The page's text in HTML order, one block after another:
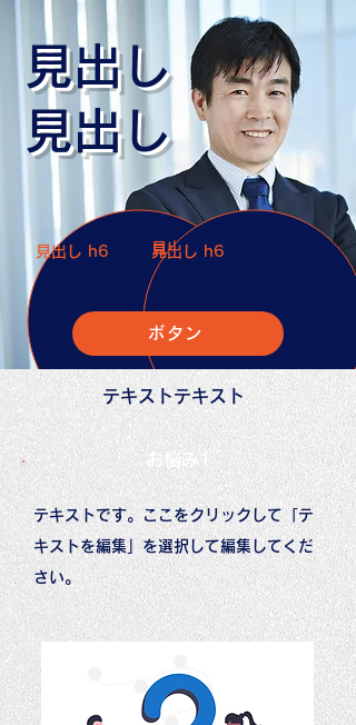
見出し
見出し
見出し h6 見出し h6
見出し h6
ボタン
テキストテキスト
テキストです。ここをクリックして「テ
キストを編集」を選択して編集してくだ
さい。
​お悩み1